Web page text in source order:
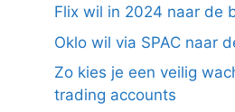
Flix wil in 2024 naar de
Oklo wil via SPAC naar
Zo kies je een veilig
trading accounts